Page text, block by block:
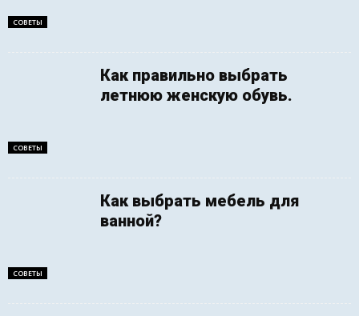
СОВЕТЫ
СОВЕТЫ
Как правильно выбрать
летнюю женскую обувь.
СОВЕТЫ
Как выбрать мебель для
ванной?